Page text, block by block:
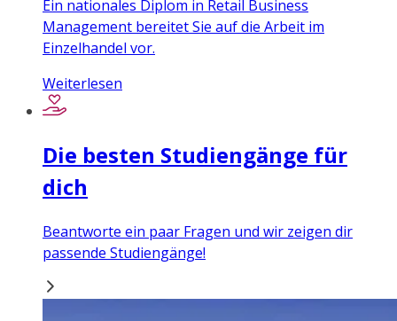
Ein nationales Diplom in Retail Business
Management bereitet Sie auf die Arbeit im
Einzelhandel vor.
Weiterlesen
Die besten Studiengänge für
dich
Beantworte ein paar Fragen und wir zeigen dir
passende Studiengänge!